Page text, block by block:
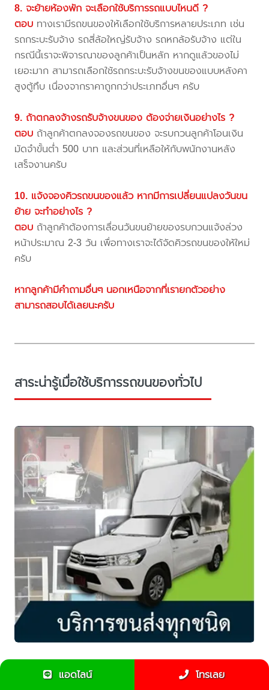
8. จะย้ายห้องพัก จะเลือกใช้บริการรถแบบไหนดี ?
ตอบ ทางเรามีรถขนของให้เลือกใช้บริการหลายประเภท เช่น
รถกระบะรับจ้าง รถสี่ล้อใหญ่รับจ้าง รถหกล้อรับจ้าง แต่ใน
กรณีนี้เราจะพิจารณาของลูกค้าเป็นหลัก หากดูแล้วของไม่
เยอะมาก สามารถเลือกใช้รถกระบะรับจ้างขนของแบบหลังคา
สูงตู้ทึบ เนื่องจากราคาถูกกว่าประเภทอื่นๆ ครับ
9. ถ้าตกลงจ้างรถรับจ้างขนของ ต้องจ่ายเงินอย่างไร ?
ตอบ ถ้าลูกค้าตกลงจองรถขนของ จะรบกวนลูกค้าโอนเงิน
มัดจำขั้นต่ำ 500 บาท และส่วนที่เหลือให้กับพนักงานหลัง
เสร็จงานครับ
10. แจ้งจองคิวรถขนของแล้ว หากมีการเปลี่ยนแปลงวันขน
ย้าย จะทำอย่างไร ?
ตอบ ถ้าลูกค้าต้องการเลื่อนวันขนย้ายของรบกวนแจ้งล่วง
หน้าประมาณ 2-3 วัน เพื่อทางเราจะได้จัดคิวรถขนของให้ใหม่
ครับ
หากลูกค้ามีคำถามอื่นๆ นอกเหนือจากที่เรายกตัวอย่าง
สามารถสอบได้เลยนะครับ
สาระน่ารู้เมื่อใช้บริการรถขนของทั่วไป
แอดไลน์ โทรเลย